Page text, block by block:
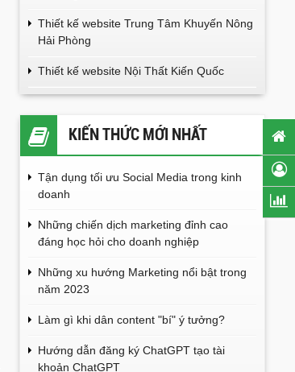
Thiết kế website Trung Tâm Khuyến Nông
Hải Phòng
Thiết kế website Nội Thất Kiến Quốc
KIẾN THỨC MỚI NHẤT
Tận dụng tối ưu Social Media trong kinh
doanh
Những chiến dịch marketing đỉnh cao
đáng học hỏi cho doanh nghiệp
Những xu hướng Marketing nổi bật trong
năm 2023
Làm gì khi dân content "bí" ý tưởng?
Hướng dẫn đăng ký ChatGPT tạo tài
khoản ChatGPT